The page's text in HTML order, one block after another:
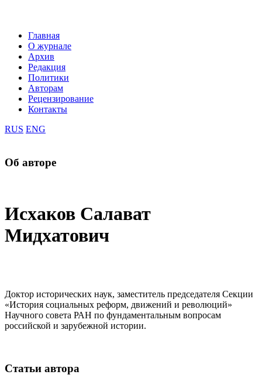
Главная
О журнале
Архив
Редакция
Политики
Авторам
Рецензирование
Контакты
RUS ENG
Об авторе
Исхаков Салават
Мидхатович
Доктор исторических наук, заместитель председателя Секции
«История социальных реформ, движений и революций»
Научного совета РАН по фундаментальным вопросам
российской и зарубежной истории.
Статьи автора